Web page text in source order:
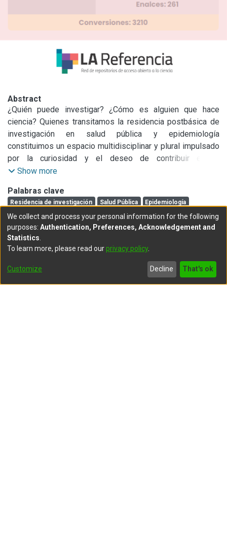
Abstract
¿Quién puede investigar? ¿Cómo es alguien que hace
ciencia? Quienes transitamos la residencia postbásica de
investigación en salud pública y epidemiología
constituimos un espacio multidisciplinar y plural impulsado
por la curiosidad y el deseo de contribuir en el
mejoramiento de la salud y la vida de las personas e
ciencia’’. Contar nuestra historia requiere reconstruir la del
Instituto de Desarrollo e Investigaciones Pediátricas “Prof.
Dr. Fernando Viteri” (IDIP) dónde ésta tiene sede.
Show more
Palabras clave
Residencia de investigación Salud Pública Epidemiología
Esta obra se publica con la licencia Creative Commons
Atribución-NoComercial 4.0 Internacional
We collect and process your personal information for the following
purposes: Authentication, Preferences, Acknowledgement and
Statistics
To learn more, please read ourprivacy policy.
Customize Decline That's ok